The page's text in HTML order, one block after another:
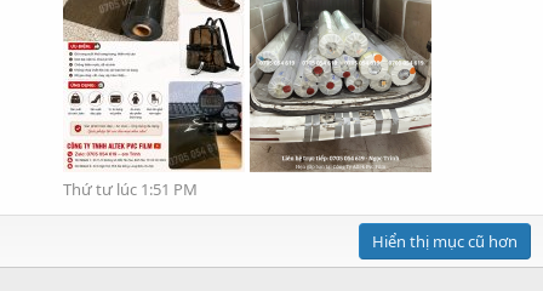
Thứ tư lúc 1:51 PM
Hiển thị mục cũ hơn